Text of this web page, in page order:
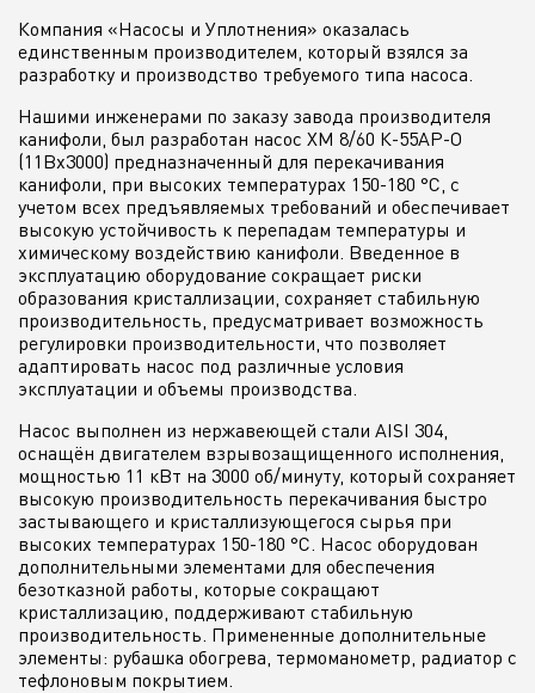
Компания «Насосы и Уплотнения» оказалась
единственным производителем, который взялся за
разработку и производство требуемого типа насоса.
Нашими инженерами по заказу завода производителя
канифоли, был разработан насос ХМ 8/60 К-55АP-О
(11Вх3000) предназначенный для перекачивания
канифоли, при высоких температурах 150-180 °С, с
учетом всех предъявляемых требований и обеспечивает
высокую устойчивость к перепадам температуры и
химическому воздействию канифоли. Введенное в
эксплуатацию оборудование сокращает риски
образования кристаллизации, сохраняет стабильную
производительность, предусматривает возможность
регулировки производительности, что позволяет
адаптировать насос под различные условия
эксплуатации и объемы производства.
Насос выполнен из нержавеющей стали AISI 304,
оснащён двигателем взрывозащищенного исполнения,
мощностью 11 кВт на 3000 об/минуту, который сохраняет
высокую производительность перекачивания быстро
застывающего и кристаллизующегося сырья при
высоких температурах 150-180 °С. Насос оборудован
дополнительными элементами для обеспечения
безотказной работы, которые сокращают
кристаллизацию, поддерживают стабильную
производительность. Примененные дополнительные
элементы: рубашка обогрева, термоманометр, радиатор с
тефлоновым покрытием.